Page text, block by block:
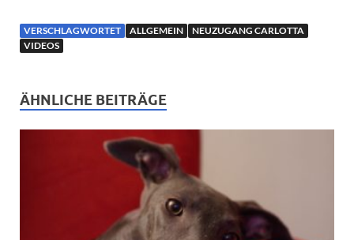
VERSCHLAGWORTET ALLGEMEIN
NEUZUGANG CARLOTTA
VIDEOS
ÄHNLICHE BEITRÄGE